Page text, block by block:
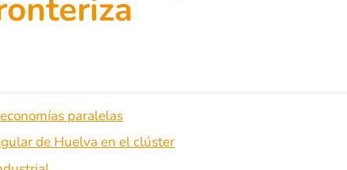
paralelas
de Huelva en el clúster